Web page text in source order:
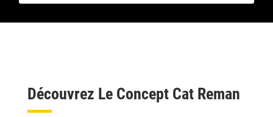
Découvrez Le Concept Cat Reman